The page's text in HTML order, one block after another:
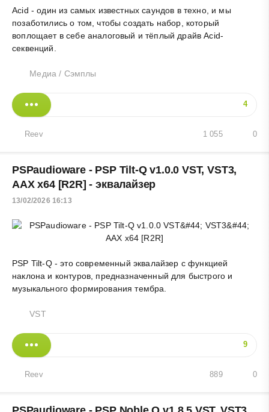
Acid - один из самых известных саундов в техно, и мы
позаботились о том, чтобы создать набор, который
воплощает в себе аналоговый и тёплый драйв Acid-
секвенций.
Медиа / Сэмплы
4
Reev 0
1 055
PSPaudioware - PSP Tilt-Q v1.0.0 VST, VST3,
AAX х64 [R2R] - эквалайзер
13/02/2026 16:13
PSP Tilt-Q - это современный эквалайзер с функцией
наклона и контуров, предназначенный для быстрого и
музыкального формирования тембра.
VST
9
Reev 0
889